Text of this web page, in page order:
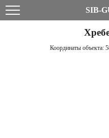
SIB-
Координаты объекта: